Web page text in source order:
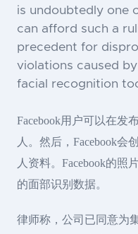
is undoubtedly one
can afford such a
precedent for
violations caused
facial recognition
Facebook用户可以在发
人。然后，Facebook会
人资料。Facebook的照
的面部识别数据。
律师称，公司已同意为